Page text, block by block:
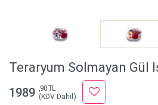
Teraryum Solmayan Gül
1989 ,90 TL
(KDV Dahil)